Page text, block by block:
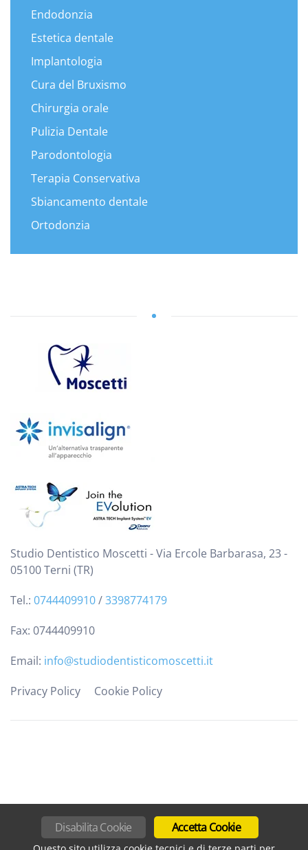
Endodonzia
Estetica dentale
Implantologia
Cura del Bruxismo
Chirurgia orale
Pulizia Dentale
Parodontologia
Terapia Conservativa
Sbiancamento dentale
Ortodonzia
Studio Dentistico Moscetti - Via Ercole Barbarasa, 23 -
05100 Terni (TR)
Tel.: 0744409910/3398774179
Fax: 0744409910
Email: info@studiodentisticomoscetti.it
Privacy Policy
Cookie Policy
Disabilita Cookie Accetta Cookie